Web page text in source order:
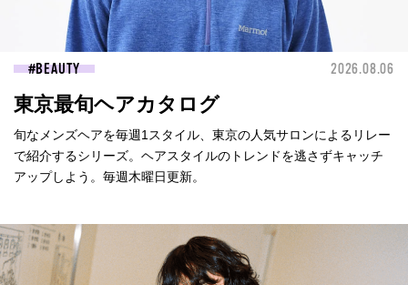
BEAUTY 2026.08.06
東京最旬ヘアカタログ
旬なメンズヘアを毎週1スタイル、東京の人気サロンによるリレー
で紹介するシリーズ。ヘアスタイルのトレンドを逃さずキャッチ
アップしよう。毎週木曜日更新。